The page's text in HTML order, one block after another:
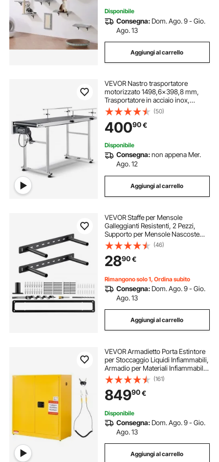
Disponibile
Consegna: Dom. Ago. 9 - Gio.
Ago. 13
Aggiungi al carrello
VEVOR Nastro trasportatore
motorizzato 1498,6x398,8 mm,
Trasportatore in acciaio inox,
Nastro trasportatore antistatico in
PVC velocità regolabile, Doppia
ringhiera, Trasportatore a nastro
(50)
40090€
Disponibile
Consegna:non appena Mer.
Ago. 12
Aggiungi al carrello
VEVOR Staffe per Mensole
Galleggianti Resistenti, 2 Pezzi,
Supporto per Mensole Nascoste
per Impieghi Gravosi da 406,4 x
157,4 x 38,1 mm Capacità di Peso di
68 kg per Montaggio a Parete
(46)
2890€
Rimangono solo 1, Ordina subito
Consegna: Dom. Ago. 9 - Gio.
Ago. 13
Aggiungi al carrello
VEVOR Armadietto Porta Estintore
per Stoccaggio Liquidi Infiammabili,
Armadio per Materiali Infiammabili
Capienza ca. 110 L Ripiano
Regolabile, in Acciaio Laminato a
Freddo e Zincato
(161)
84990€
Disponibile
Consegna: Dom. Ago. 9 - Gio.
Ago. 13
Aggiungi al carrello